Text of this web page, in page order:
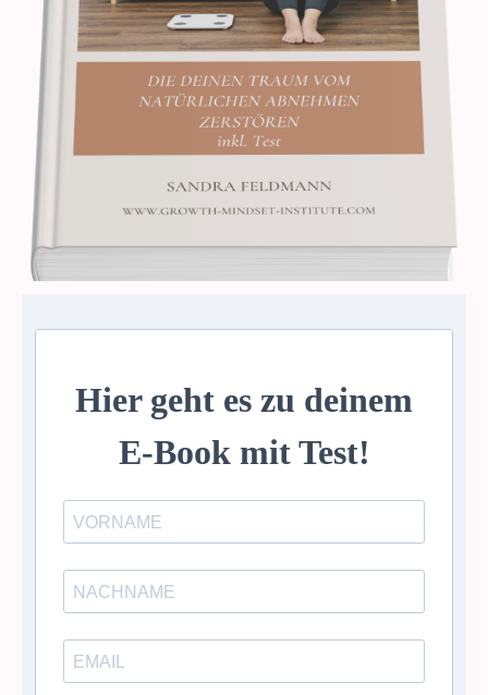
Hier geht es zu deinem
E-Book mit Test!